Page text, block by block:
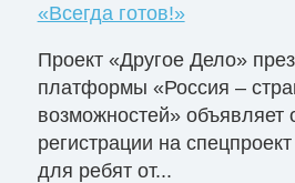
«Всегда готов!»
Проект «Другое Дело»
платформы «Россия –
возможностей» объявляет
регистрации на
для ребят от...